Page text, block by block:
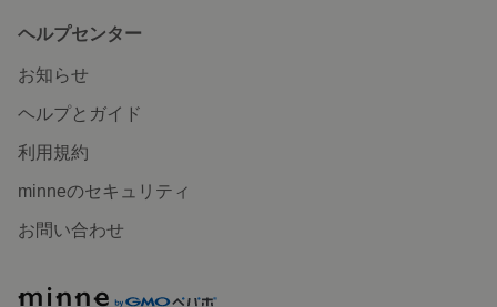
ヘルプセンター
お知らせ
ヘルプとガイド
利用規約
minneのセキュリティ
お問い合わせ